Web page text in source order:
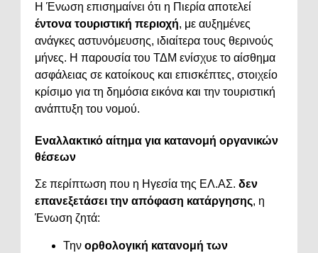
Η Ένωση επισημαίνει ότι η Πιερία αποτελεί
έντονα τουριστική περιοχή, με αυξημένες
ανάγκες αστυνόμευσης, ιδιαίτερα τους θερινούς
μήνες. Η παρουσία του ΤΔΜ ενίσχυε το αίσθημα
ασφάλειας σε κατοίκους και επισκέπτες, στοιχείο
κρίσιμο για τη δημόσια εικόνα και την τουριστική
ανάπτυξη του νομού.
Εναλλακτικό αίτημα για κατανομή οργανικών
θέσεων
Σε περίπτωση που η Ηγεσία της ΕΛ.ΑΣ. δεν
επανεξετάσει την απόφαση κατάργησης, η
Ένωση ζητά:
Την ορθολογική κατανομή των